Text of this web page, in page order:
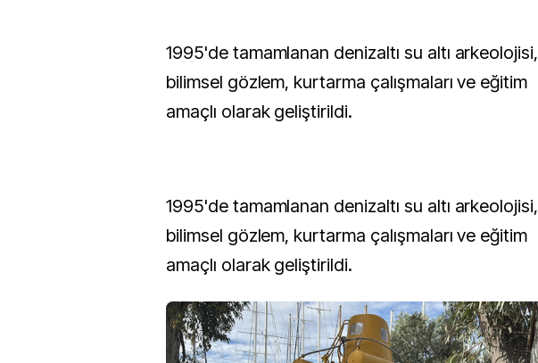
1995'de tamamlanan denizaltı su altı arkeolojisi,
bilimsel gözlem, kurtarma çalışmaları ve eğitim
amaçlı olarak geliştirildi.
1995'de tamamlanan denizaltı su altı arkeolojisi,
bilimsel gözlem, kurtarma çalışmaları ve eğitim
amaçlı olarak geliştirildi.